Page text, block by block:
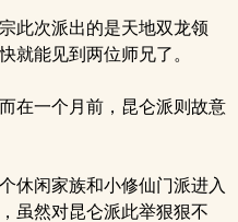
此次派出的是天地双龙领
就能见到两位师兄了。
在一个月前，昆仑派则故意
休闲家族和小修仙门派进入
虽然对昆仑派此举狠狠不